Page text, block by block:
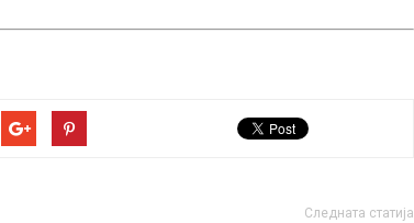
Следната статија